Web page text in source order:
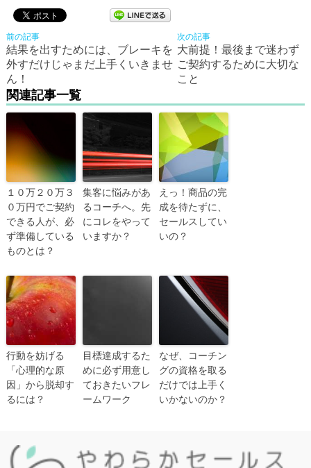
前の記事
結果を出すためには、ブレーキを
外すだけじゃまだ上手くいきませ
ん！
次の記事
大前提！最後まで迷わず
ご契約するために大切な
こと
関連記事一覧
１０万２０万３
０万円でご契約
できる人が、必
ず準備している
ものとは？
集客に悩みがあ
るコーチへ。先
にコレをやって
いますか？
えっ！商品の完
成を待たずに、
セールスしてい
いの？
行動を妨げる
「心理的な原
因」から脱却す
るには？
目標達成するた
めに必ず用意し
ておきたいフレ
ームワーク
なぜ、コーチン
グの資格を取る
だけでは上手く
いかないのか？